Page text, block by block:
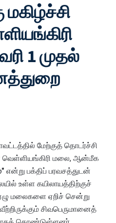
1 முதல்
மேற்குத் தொடர்ச்சி
வெள்ளியங்கிரி மலை, ஆன்மீக
என்று பக்திப் பரவசத்துடன்
உள்ள கயிலாயத்திற்குச்
மலைகளை ஏறிச் சென்று
சிவபெருமானைத்